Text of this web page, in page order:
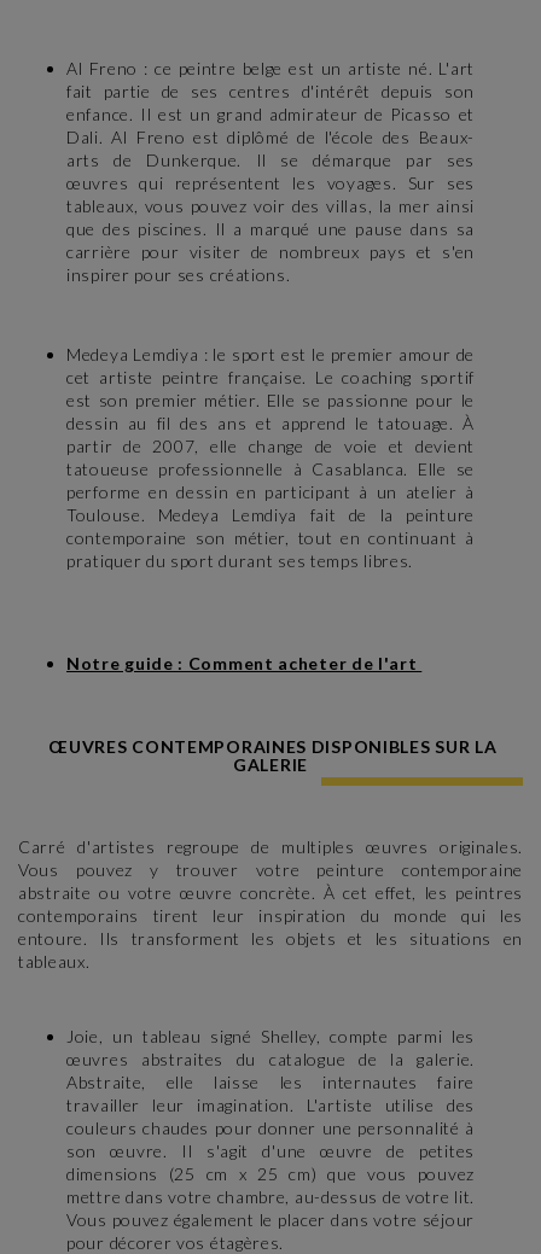
Al Freno : ce peintre belge est un artiste né. L'art
fait partie de ses centres d'intérêt depuis son
enfance. Il est un grand admirateur de Picasso et
Dali. Al Freno est diplômé de l'école des Beaux-
arts de Dunkerque. Il se démarque par ses
œuvres qui représentent les voyages. Sur ses
tableaux, vous pouvez voir des villas, la mer ainsi
que des piscines. Il a marqué une pause dans sa
carrière pour visiter de nombreux pays et s'en
inspirer pour ses créations.
Medeya Lemdiya : le sport est le premier amour de
cet artiste peintre française. Le coaching sportif
est son premier métier. Elle se passionne pour le
dessin au fil des ans et apprend le tatouage. À
partir de 2007, elle change de voie et devient
tatoueuse professionnelle à Casablanca. Elle se
performe en dessin en participant à un atelier à
Toulouse. Medeya Lemdiya fait de la peinture
contemporaine son métier, tout en continuant à
pratiquer du sport durant ses temps libres.
Notre guide : Comment acheter de l'art
ŒUVRES CONTEMPORAINES DISPONIBLES SUR LA
GALERIE
Carré d'artistes regroupe de multiples œuvres originales.
Vous pouvez y trouver votre peinture contemporaine
abstraite ou votre œuvre concrète. À cet effet, les peintres
contemporains tirent leur inspiration du monde qui les
entoure. Ils transforment les objets et les situations en
tableaux.
Joie, un tableau signé Shelley, compte parmi les
œuvres abstraites du catalogue de la galerie.
Abstraite, elle laisse les internautes faire
travailler leur imagination. L'artiste utilise des
couleurs chaudes pour donner une personnalité à
son œuvre. Il s'agit d'une œuvre de petites
dimensions (25 cm x 25 cm) que vous pouvez
mettre dans votre chambre, au-dessus de votre lit.
Vous pouvez également le placer dans votre séjour
pour décorer vos étagères.